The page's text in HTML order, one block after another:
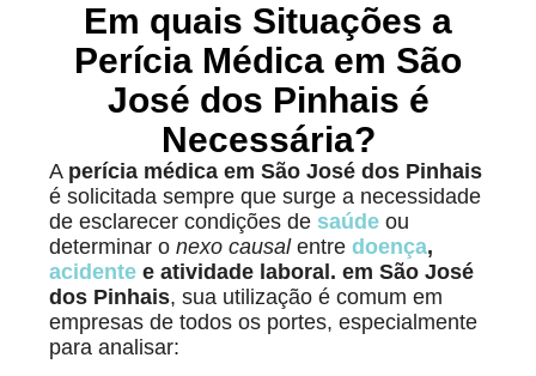
Em quais Situações a
Perícia Médica em São
José dos Pinhais é
Necessária?
A perícia médica em São José dos Pinhais
é solicitada sempre que surge a necessidade
de esclarecer condições de saúde ou
determinar onexo causalentredoença,
acidente e atividade laboral. em São José
dos Pinhais, sua utilização é comum em
empresas de todos os portes, especialmente
para analisar: